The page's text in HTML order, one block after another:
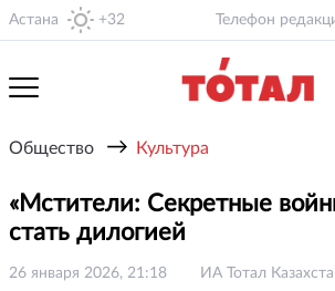
Астана +32 Телефон
Общество → Культура
«Мстители: Секретные
стать дилогией
26 января 2026, 21:18 ИА Тотал